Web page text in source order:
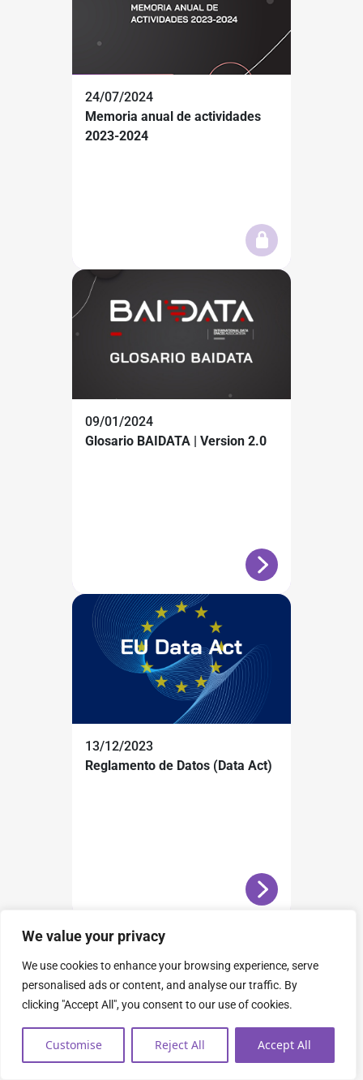
We value your privacy
We use cookies to enhance your browsing experience, serve
personalised ads or content, and analyse our traffic. By
clicking "Accept All", you consent to our use of cookies.
Customise Reject All Accept All
24/07/2024
Memoria anual de actividades
2023-2024
09/01/2024
Glosario BAIDATA | Version 2.0
13/12/2023
Reglamento de Datos (Data Act)